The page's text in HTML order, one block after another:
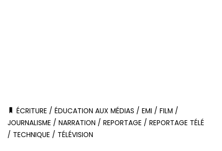
ÉCRITURE /ÉDUCATION AUX MÉDIAS /EMI /FILM /
JOURNALISME /NARRATION /REPORTAGE /REPORTAGE TÉLÉ
/ TECHNIQUE / TÉLÉVISION